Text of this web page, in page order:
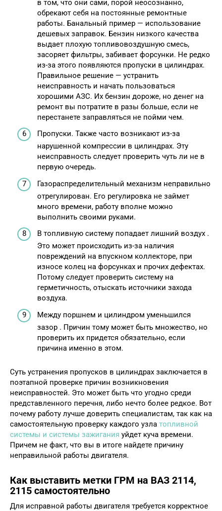
в том, что они сами, порой неосознанно,
обрекают себя на постоянные ремонтные
работы. Банальный пример — использование
дешевых заправок. Бензин низкого качества
выдает плохую топливовоздушную смесь,
засоряет фильтры, забивает форсунки. Не редко
из-за этого появляются пропуски в цилиндрах.
Правильное решение — устранить
неисправность и начать пользоваться
хорошими АЗС. Их бензин дороже, но денег на
ремонт вы потратите в разы больше, если не
перестанете заправляться не пойми чем.
Пропуски. Также часто возникают из-за
нарушенной компрессии в цилиндрах. Эту
неисправность следует проверить чуть ли не в
первую очередь.
Газораспределительный механизм неправильно
отрегулирован. Его регулировка не займет
много времени, работу вполне можно
выполнить своими руками.
В топливную систему попадает лишний воздух .
Это может происходить из-за наличия
повреждений на впускном коллекторе, при
износе колец на форсунках и прочих дефектах.
Потому следует проверить систему на
герметичность, отыскать источники захода
воздуха.
Между поршнем и цилиндром уменьшился
зазор . Причин тому может быть множество, но
проверить их придется обязательно, если
причина именно в этом.
Суть устранения пропусков в цилиндрах заключается в
поэтапной проверке причин возникновения
неисправностей. Это может быть что угодно среди
представленного перечня, либо нечто более редкое. Вот
почему работу лучше доверить специалистам, так как на
самостоятельную проверку каждого узла топливной
системы и системы зажигания уйдет куча времени.
Причем не факт, что вы в итоге найдете причину
неправильной работы двигателя.
Как выставить метки ГРМ на ВАЗ 2114,
2115 самостоятельно
Для исправной работы двигателя требуется корректное